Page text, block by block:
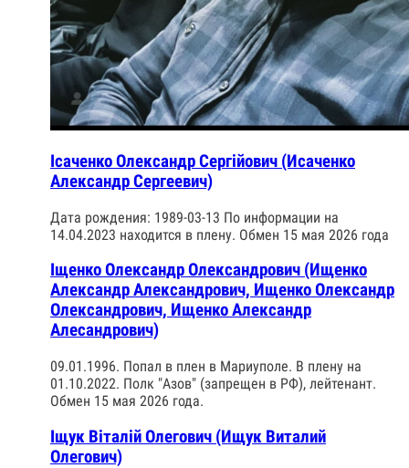
Ісаченко Олександр Сергійович (Исаченко
Александр Сергеевич)
Дата рождения: 1989-03-13 По информации на
14.04.2023 находится в плену. Обмен 15 мая 2026 года
Іщенко Олександр Олександрович (Ищенко
Александр Александрович, Ищенко Олександр
Олександрович, Ищенко Александр
Алесандрович)
09.01.1996. Попал в плен в Мариуполе. В плену на
01.10.2022. Полк "Азов" (запрещен в РФ), лейтенант.
Обмен 15 мая 2026 года.
Іщук Віталій Олегович (Ищук Виталий
Олегович)